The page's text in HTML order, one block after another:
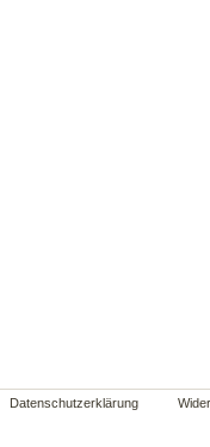
Datenschutzerklärung